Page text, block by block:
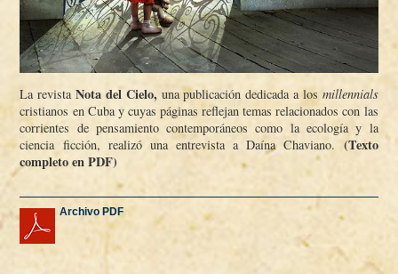
La revistaNota del Cielo, una publicación dedicada a los millennials
cristianos en Cuba y cuyas páginas reflejan temas relacionados con las
corrientes de pensamiento contemporáneos como la ecologí­a y la
ciencia ficción, realizó una entrevista a Daí­na Chaviano. (Texto
completo en PDF)
Archivo PDF